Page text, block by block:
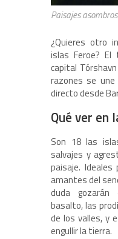
Paisajes
¿Quieres otro
islas Feroe?
capital
razones se
directo desde
Qué ver en
Son 18 las
salvajes y
paisaje.
amantes del
duda gozarán
basalto, las
de los valles, y
engullir la tierra.